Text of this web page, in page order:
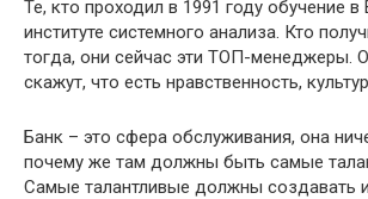
Те, кто проходил в 1991 году обучение в
институте системного анализа. Кто
тогда, они сейчас эти ТОП-менеджеры.
скажут, что есть нравственность,
Банк – это сфера обслуживания, она
почему же там должны быть самые
Самые талантливые должны создавать